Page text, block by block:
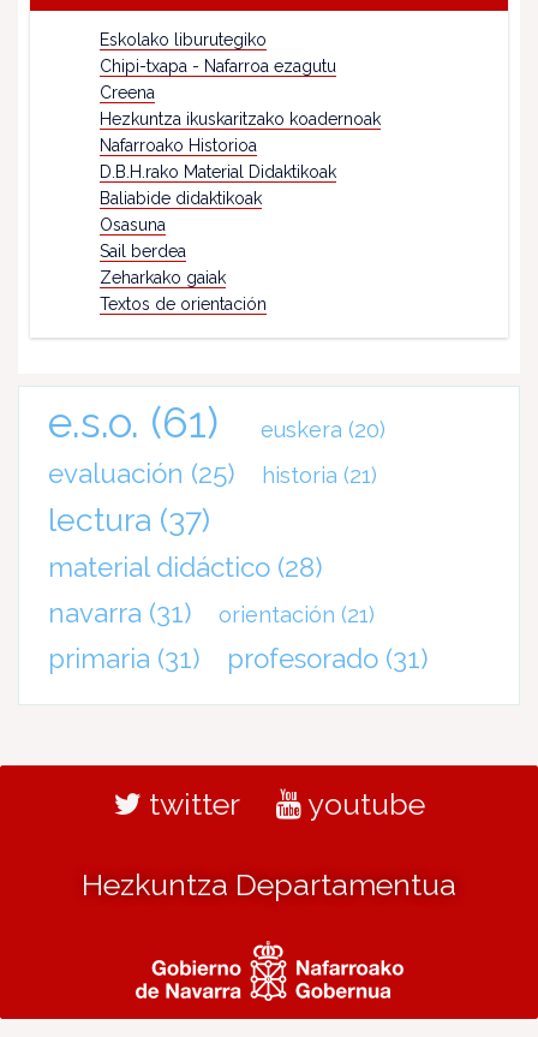
Eskolako liburutegiko
Chipi-txapa - Nafarroa ezagutu
Creena
Hezkuntza ikuskaritzako koadernoak
Nafarroako Historioa
D.B.H.rako Material Didaktikoak
Baliabide didaktikoak
Osasuna
Sail berdea
Zeharkako gaiak
Textos de orientación
e.s.o. (61) euskera (20)
evaluación (25) historia (21)
lectura (37)
material didáctico (28)
navarra (31) orientación (21)
primaria (31) profesorado (31)
twitter youtube
Hezkuntza Departamentua